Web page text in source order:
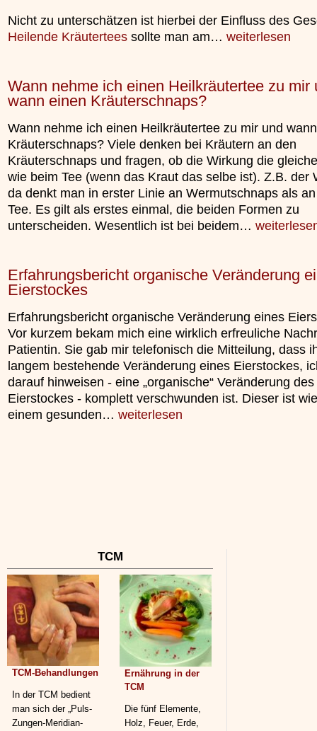
Nicht zu unterschätzen ist hierbei der Einfluss des
Heilende Kräutertees sollte man am… weiterlesen
Wann nehme ich einen Heilkräutertee zu mir
wann einen Kräuterschnaps?
Wann nehme ich einen Heilkräutertee zu mir und
Kräuterschnaps? Viele denken bei Kräutern an den
Kräuterschnaps und fragen, ob die Wirkung die
wie beim Tee (wenn das Kraut das selbe ist). Z.B. der
da denkt man in erster Linie an Wermutschnaps als
Tee. Es gilt als erstes einmal, die beiden Formen zu
unterscheiden. Wesentlich ist bei beidem…
Erfahrungsbericht organische Veränderung
Eierstockes
Erfahrungsbericht organische Veränderung eines
Vor kurzem bekam mich eine wirklich erfreuliche
Patientin. Sie gab mir telefonisch die Mitteilung, dass
langem bestehende Veränderung eines Eierstockes,
darauf hinweisen - eine „organische“ Veränderung des
Eierstockes - komplett verschwunden ist. Dieser ist
einem gesunden… weiterlesen
TCM
TCM-Behandlungen
In der TCM bedient
man sich der „Puls-
Zungen-Meridian-
Ernährung in der
TCM
Die fünf Elemente,
Holz, Feuer, Erde,